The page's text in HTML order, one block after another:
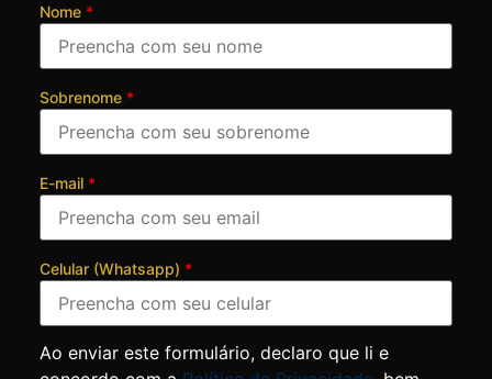
Nome *
Sobrenome *
E-mail *
Celular (Whatsapp) *
Ao enviar este formulário, declaro que li e